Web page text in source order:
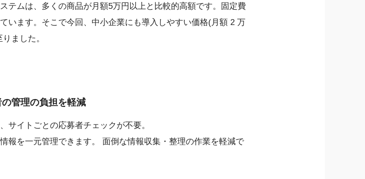
テムは、多くの商品が月額5万円以上と比較的高額です。固定費
います。そこで今回、中小企業にも導入しやすい価格(月額 2 万
ました。
管理の負担を軽減
サイトごとの応募者チェックが不要。
報を一元管理できます。 面倒な情報収集・整理の作業を軽減で